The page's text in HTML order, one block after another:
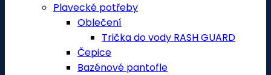
Plavecké potřeby
Oblečení
Trička do vody RASH GUARD
Čepice
Bazénové pantofle